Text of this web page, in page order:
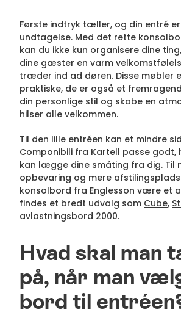
Første indtryk tæller, og din entré
undtagelse. Med det rette
kan du ikke kun organisere dine
dine gæster en varm
træder ind ad døren. Disse møbler
praktiske, de er også et
din personlige stil og skabe en
hilser alle velkommen.
Til den lille entréen kan et mindre
Componibili fra Kartell passe godt,
kan lægge dine småting fra dig. Til
opbevaring og mere
konsolbord fra Englesson være et
findes et bredt udvalg som Cube,
avlastningsbord 2000.
Hvad skal man
på, når man
bord til